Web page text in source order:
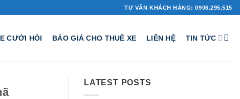
TƯ VẤN KHÁCH HÀNG: 0906.295.515
CƯỚI HỎI BÁO GIÁ CHO THUÊ XE LIÊN HỆ TIN TỨC
LATEST POSTS